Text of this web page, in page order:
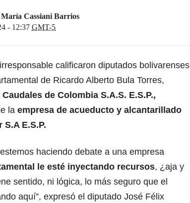
Cassiani Barrios
- 12:37 GMT-5
calificaron diputados bolivarenses
de Ricardo Alberto Bula Torres,
Caudales de Colombia S.A.S. E.S.P.,
la empresa de acueducto y alcantarillado
E.S.P.
haciendo debate a una empresa
le esté inyectando recursos, ¿aja y
sentido, ni lógica, lo más seguro que el
aquí”, expresó el diputado José Félix